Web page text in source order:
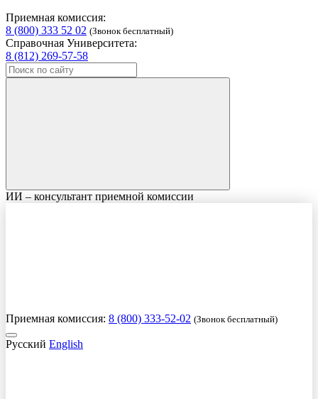
Приемная комиссия:
8 (800) 333 52 02 (Звонок бесплатный)
Справочная Университета:
8 (812) 269-57-58
ИИ – консультант приемной комиссии
Приемная комиссия: 8 (800) 333-52-02 (Звонок бесплатный)
Русский English